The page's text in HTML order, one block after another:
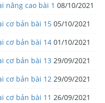
nâng cao bài 1 08/10/2021
cơ bản bài 15 05/10/2021
cơ bản bài 14 01/10/2021
cơ bản bài 13 29/09/2021
cơ bản bài 12 29/09/2021
cơ bản bài 11 26/09/2021